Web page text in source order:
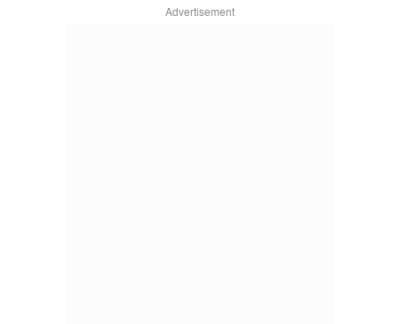
Advertisement